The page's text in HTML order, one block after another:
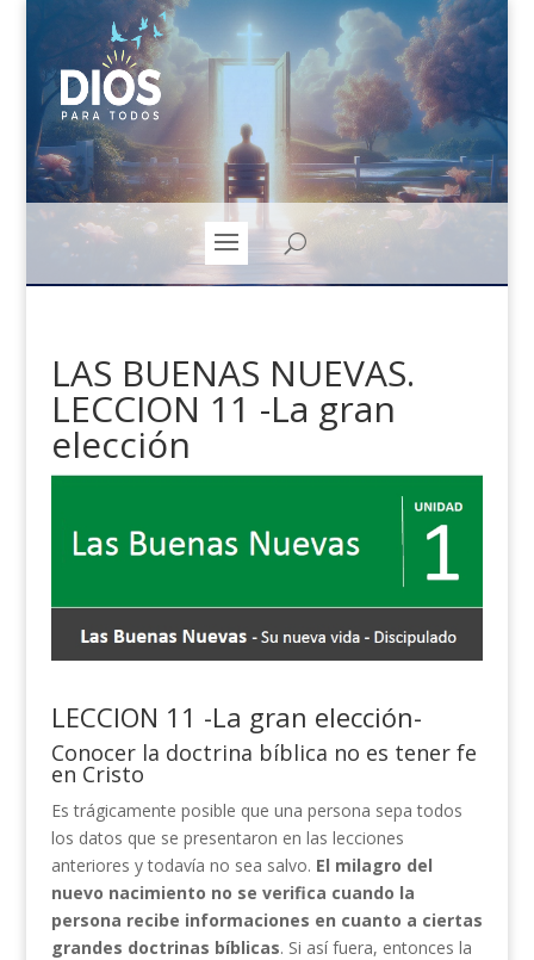
LAS BUENAS NUEVAS.
LECCION 11 -La gran
elección
LECCION 11 -La gran elección-
Conocer la doctrina bíblica no es tener fe
en Cristo
Es trágicamente posible que una persona sepa todos
los datos que se presentaron en las lecciones
anteriores y todavía no sea salvo. El milagro del
nuevo nacimiento no se verifica cuando la
persona recibe informaciones en cuanto a ciertas
grandes doctrinas bíblicas. Si así fuera, entonces la